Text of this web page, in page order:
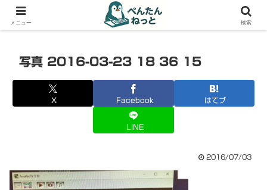
PCやガジェットの備忘録
写真 2016-03-23 18 36 15
X Facebook はてブ
LINE
2016/07/03
メニュー 検索